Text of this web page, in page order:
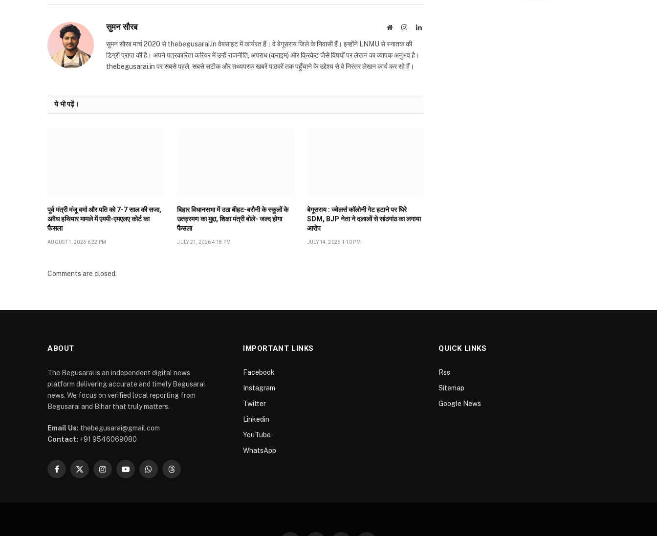
सुमन सौरब WebsiteInstagramLinkedIn
सुमन सौरब मार्च 2020 से thebegusarai.in वेबसाइट में कार्यरत हैं। वे बेगूसराय जिले के निवासी हैं। इन्होंने LNMU से स्नातक की
डिग्री प्राप्त की है। अपने पत्रकारिता करियर में उन्हें राजनीति, अपराध (क्राइम) और क्रिकेट जैसे विषयों पर लेखन का व्यापक अनुभव है।
thebegusarai.in पर सबसे पहले, सबसे सटीक और तथ्यपरक खबरें पाठकों तक पहुँचाने के उद्देश्य से वे निरंतर लेखन कार्य कर रहे हैं।
ये भी पढ़ें।
पूर्व मंत्री मंजू वर्मा और पति को 7-7 साल की सजा,
अवैध हथियार मामले में एमपी-एमएलए कोर्ट का
फैसला
AUGUST 1, 2026 6:22 PM
बिहार विधानसभा में उठा बीहट-बरौनी के स्कूलों के
उत्क्रमण का मुद्दा, शिक्षा मंत्री बोले- जल्द होगा
फैसला
JULY 21, 2026 4:18 PM
बेगूसराय : ज्वेलर्स कॉलोनी गेट हटाने पर घिरे
SDM, BJP नेता ने दलालों से सांठगांठ का लगाया
आरोप
JULY 14, 2026 1:10 PM
Comments are closed.
ABOUT
The Begusarai is an independent digital news
platform delivering accurate and timely Begusarai
news. We focus on verified local reporting from
Begusarai and Bihar that truly matters.
Email Us: thebegusarai@gmail.com
Contact: +91 9546069080
Facebook
X
InstagramYouTubeWhatsAppThreads
IMPORTANT LINKS
Facebook
Instagram
Twitter
Linkedin
YouTube
WhatsApp
QUICK LINKS
Rss
Sitemap
Google News